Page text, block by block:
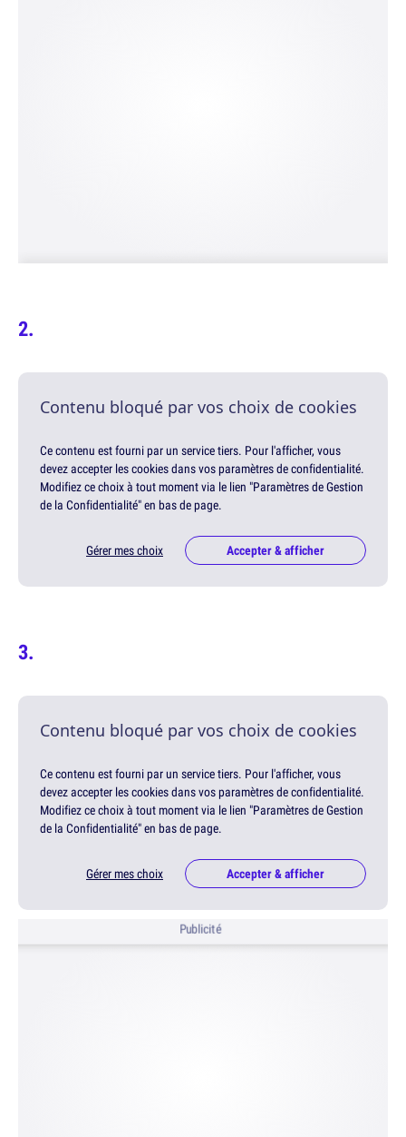
Contenu bloqué par vos choix de cookies
Ce contenu est fourni par un service tiers. Pour l'afficher, vous
devez accepter les cookies dans vos paramètres de confidentialité.
Modifiez ce choix à tout moment via le lien "Paramètres de Gestion
de la Confidentialité" en bas de page.
Gérer mes choix Accepter & afficher
Contenu bloqué par vos choix de cookies
Ce contenu est fourni par un service tiers. Pour l'afficher, vous
devez accepter les cookies dans vos paramètres de confidentialité.
Modifiez ce choix à tout moment via le lien "Paramètres de Gestion
de la Confidentialité" en bas de page.
Gérer mes choix Accepter & afficher
Publicité